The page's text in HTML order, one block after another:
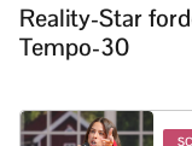
Reality-Star
Tempo-30